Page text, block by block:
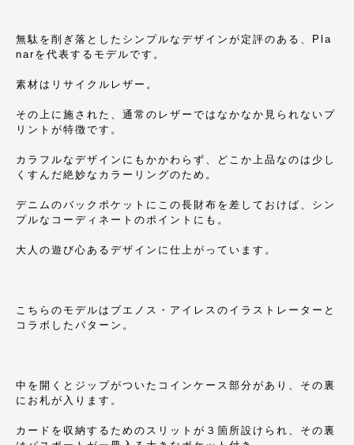
無駄を削ぎ落としたシンプルなデザインが定評のある、Pla
narを代表するモデルです。
素材はリサイクルレザー。
その上に施された、通常のレザーではなかなか見られないプ
リントが特徴です。
カラフルなデザインにもかかわらず、どこか上品なのは少し
くすんだ絶妙なカラーリングのため。
デニムのバックポケットにこの長財布を差しておけば、シン
プルなコーディネートのポイントにも。
大人の遊び心あるデザインに仕上がっています。
こちらのモデルはブエノス・アイレスのイラストレーターと
コラボしたパターン。
中を開くとジップがついたコインケース部分があり、その裏
にお札が入ります。
カードを収納するためのスリットが３箇所設けられ、その裏